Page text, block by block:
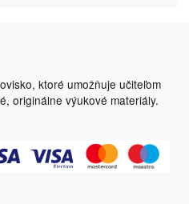
ktoré umožňuje učiteľom
originálne výukové materiály.